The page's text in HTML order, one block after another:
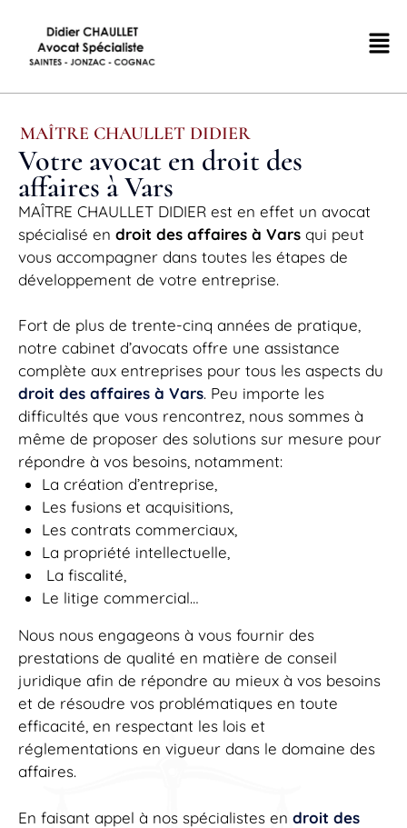
MAÎTRE CHAULLET DIDIER
Votre avocat en droit des
affaires à Vars
MAÎTRE CHAULLET DIDIER est en effet un avocat
spécialisé en droit des affaires à Vars qui peut
vous accompagner dans toutes les étapes de
développement de votre entreprise.
Fort de plus de trente-cinq années de pratique,
notre cabinet d’avocats offre une assistance
complète aux entreprises pour tous les aspects du
droit des affaires à Vars. Peu importe les
difficultés que vous rencontrez, nous sommes à
même de proposer des solutions sur mesure pour
répondre à vos besoins, notamment:
La création d’entreprise,
Les fusions et acquisitions,
Les contrats commerciaux,
La propriété intellectuelle,
La fiscalité,
Le litige commercial…
Nous nous engageons à vous fournir des
prestations de qualité en matière de conseil
juridique afin de répondre au mieux à vos besoins
et de résoudre vos problématiques en toute
efficacité, en respectant les lois et
réglementations en vigueur dans le domaine des
affaires.
En faisant appel à nos spécialistes en droit des